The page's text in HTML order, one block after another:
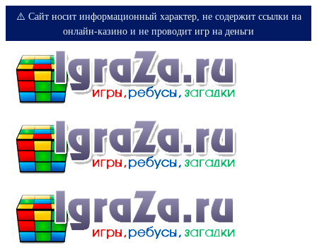
⚠️ Сайт носит информационный характер, не содержит ссылки на
онлайн-казино и не проводит игр на деньги